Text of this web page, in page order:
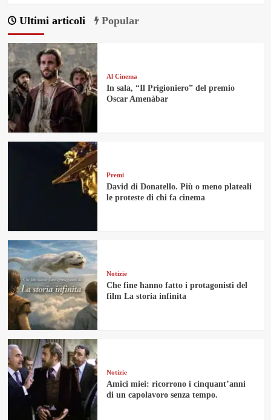
Ultimi articoli Popular
Al Cinema
In sala, “Il Prigioniero” del premio
Oscar Amenàbar
Premi
David di Donatello. Più o meno plateali
le proteste di chi fa cinema
Notizie
Che fine hanno fatto i protagonisti del
film La storia infinita
Notizie
Amici miei: ricorrono i cinquant’anni
di un capolavoro senza tempo.